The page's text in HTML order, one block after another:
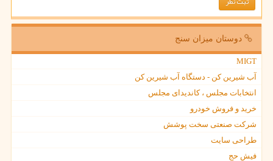
دوستان میزان سنج
MIGT
آب شیرین کن - دستگاه آب شیرین کن
انتخابات مجلس ، کاندیدای مجلس
خرید و فروش خودرو
شرکت صنعتی سخت پوشش
طراحی سایت
فیش حج